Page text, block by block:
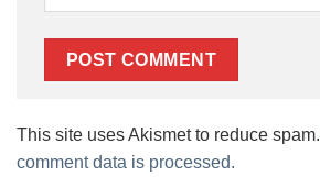
This site uses Akismet to reduce spam.
comment data is processed.